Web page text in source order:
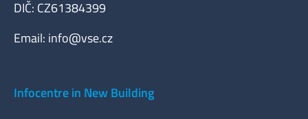
DIČ: CZ61384399
Email: info@vse.cz
Infocentre in New Building